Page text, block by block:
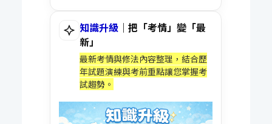
知識升級 ｜把「考情」變「最
新」
最新考情與修法內容整理，結合歷
年試題演練與考前重點讓您掌握考
試趨勢。